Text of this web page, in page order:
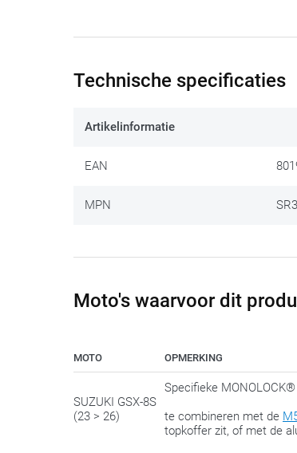
Monolock-topkoffer meegeleverd wordt.
altijd de mogelijkheid om nog een beetje te
Technische specificaties
Artikelinformatie
EAN
MPN
Moto's waarvoor dit
MOTO OPMERKING
SUZUKI GSX-8S
(23 > 26)
Specifieke
te combineren met de
topkoffer zit, of met de